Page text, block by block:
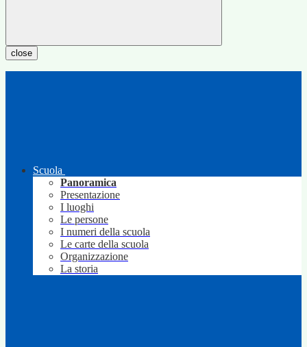
close
Scuola
Panoramica
Presentazione
I luoghi
Le persone
I numeri della scuola
Le carte della scuola
Organizzazione
La storia